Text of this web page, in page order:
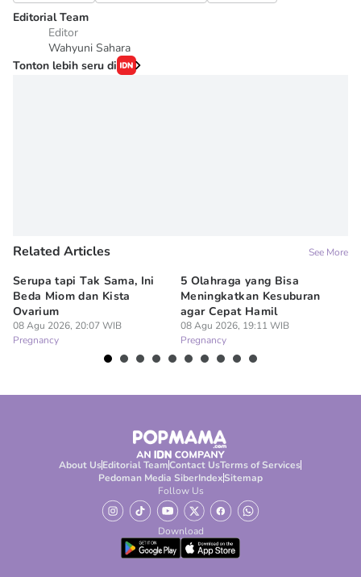
Editorial Team
Editor
Wahyuni Sahara
Tonton lebih seru di
Related Articles See More
Serupa tapi Tak Sama, Ini
Beda Miom dan Kista
Ovarium
08 Agu 2026, 20:07 WIB
Pregnancy
5 Olahraga yang Bisa
Meningkatkan Kesuburan
agar Cepat Hamil
08 Agu 2026, 19:11 WIB
Pregnancy
About UsEditorial TeamContact UsTerms of Services
Pedoman Media SiberIndexSitemap
Follow Us
Download